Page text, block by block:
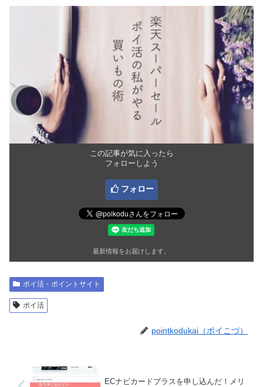
この記事が気に入ったら
フォローしよう
フォロー
最新情報をお届けします。
ポイ活・ポイントサイト
ポイ活
pointkodukai（ポイこづ）
ECナビカードプラスを申し込んだ！メリ